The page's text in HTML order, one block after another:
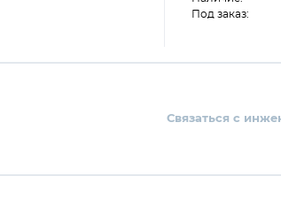
Под заказ:
Связаться с